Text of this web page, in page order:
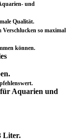
und
Qualität.
so maximal
können.
Aquarien und
Liter.